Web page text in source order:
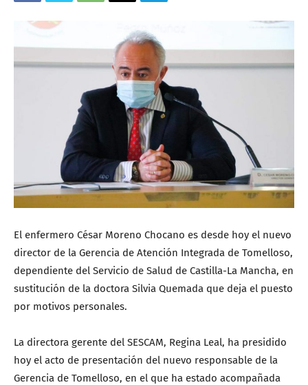
El enfermero César Moreno Chocano es desde hoy el nuevo
director de la Gerencia de Atención Integrada de Tomelloso,
dependiente del Servicio de Salud de Castilla-La Mancha, en
sustitución de la doctora Silvia Quemada que deja el puesto
por motivos personales.
La directora gerente del SESCAM, Regina Leal, ha presidido
hoy el acto de presentación del nuevo responsable de la
Gerencia de Tomelloso, en el que ha estado acompañada